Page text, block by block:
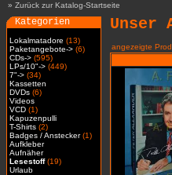
» Zurück zur Katalog-Startseite
Kategorien
Lokalmatadore (13)
Paketangebote-> (6)
CDs-> (595)
LPs/10"-> (449)
7"-> (34)
Kassetten
DVDs (6)
Videos
VCD (1)
Kapuzenpulli
T-Shirts (2)
Badges / Anstecker(1)
Aufkleber
Aufnäher
Lesestoff(19)
Urlaub
Unser
angezeigte